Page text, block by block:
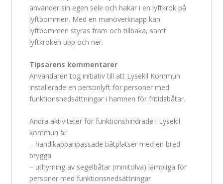
använder sin egen sele och hakar i en lyftkrok på
lyftbommen. Med en manöverknapp kan
lyftbommen styras fram och tillbaka, samt
lyftkroken upp och ner.
Tipsarens kommentarer
Användaren tog initiativ till att Lysekil Kommun
installerade en personlyft för personer med
funktionsnedsättningar i hamnen för fritidsbåtar.
Andra aktiviteter för funktionshindrade i Lysekil
kommun är
– handikappanpassade båtplatser med en bred
brygga
– uthyrning av segelbåtar (minitolva) lämpliga för
personer med funktionsnedsättningar